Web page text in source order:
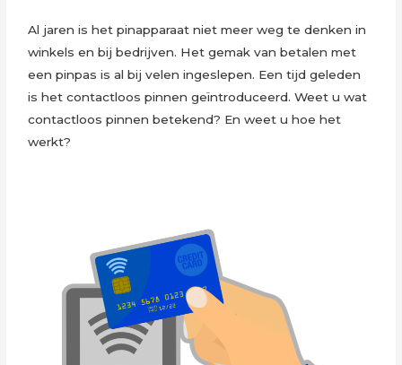
Al jaren is het pinapparaat niet meer weg te denken in
winkels en bij bedrijven. Het gemak van betalen met
een pinpas is al bij velen ingeslepen. Een tijd geleden
is het contactloos pinnen geïntroduceerd. Weet u wat
contactloos pinnen betekend? En weet u hoe het
werkt?